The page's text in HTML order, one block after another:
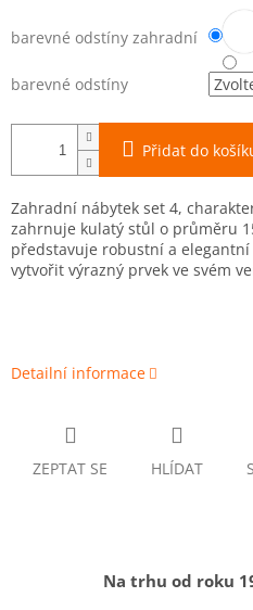
barevné odstíny zahradní
barevné odstíny
Přidat do
Zahradní nábytek set 4,
zahrnuje kulatý stůl o průměru
představuje robustní a
vytvořit výrazný prvek ve svém
Detailní informace
ZEPTAT SE HLÍDAT
Na trhu od roku